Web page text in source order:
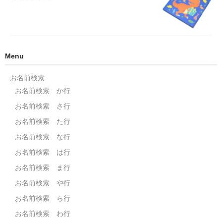
Menu
お名前検索
お名前検索 か行
お名前検索 さ行
お名前検索 た行
お名前検索 な行
お名前検索 は行
お名前検索 ま行
お名前検索 や行
お名前検索 ら行
お名前検索 わ行